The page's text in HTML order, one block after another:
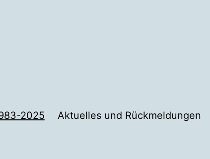
2025 Aktuelles und Rückmeldungen